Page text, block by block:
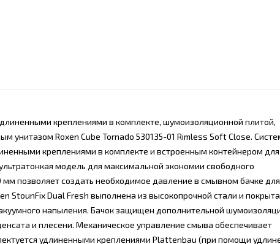
креплениями в комплекте, шумоизоляционной плитой,
унитазом Roxen Cube Tornado 530135-01 Rimless Soft Close.
креплениями в комплекте и встроенным контейнером для
модель для максимальной экономии свободного
позволяет создать необходимое давление в смывном бачке для
StounFix Dual Fresh выполнена из высокопрочной стали и покрыта
напыления. Бачок защищен дополнительной
и плесени. Механическое управление смыва обеспечивает
удлиненными креплениями Plattenbau (при помощи